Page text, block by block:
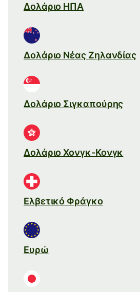
Δολάριο ΗΠΑ
Δολάριο Νέας Ζηλανδίας
Δολάριο Σιγκαπούρης
Δολάριο Χονγκ-Κονγκ
Ελβετικό Φράγκο
Ευρώ